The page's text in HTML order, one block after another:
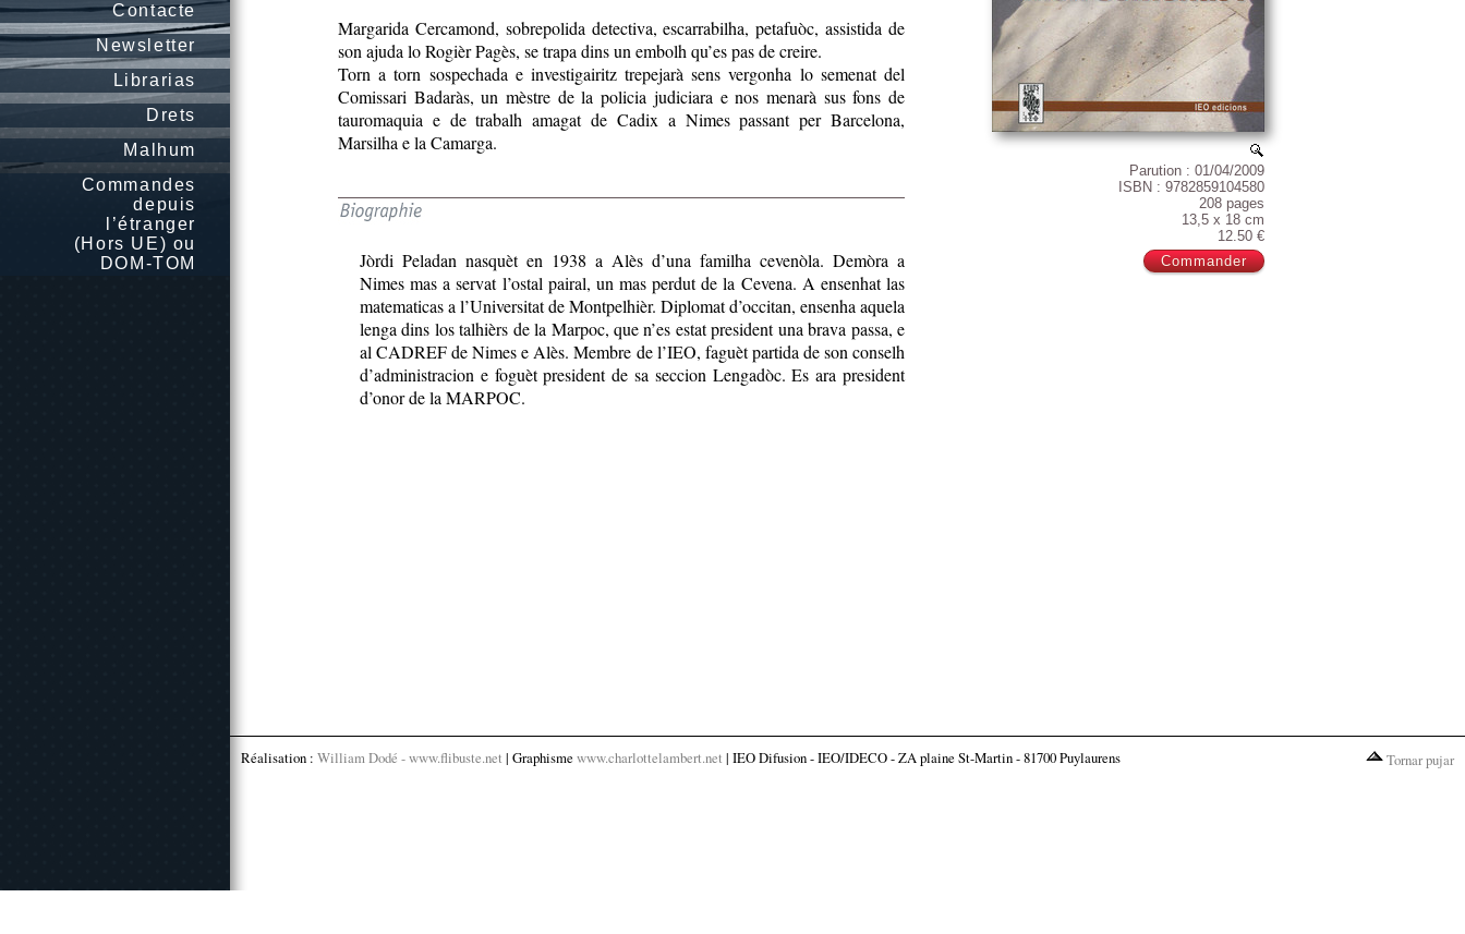
Contacte
Newsletter
Librarias
Drets
Malhum
Commandes
depuis
l’étranger
(Hors UE) ou
DOM-TOM
Parution : 01/04/2009
ISBN : 9782859104580
208 pages
13,5 x 18 cm
12.50 €
Margarida Cercamond, sobrepolida detectiva, escarrabilha, petafuòc, assistida de
son ajuda lo Rogièr Pagès, se trapa dins un embolh qu’es pas de creire.
Torn a torn sospechada e investigairitz trepejarà sens vergonha lo semenat del
Comissari Badaràs, un mèstre de la policia judiciara e nos menarà sus fons de
tauromaquia e de trabalh amagat de Cadix a Nimes passant per Barcelona,
Marsilha e la Camarga.
Jòrdi Peladan nasquèt en 1938 a Alès d’una familha cevenòla. Demòra a
Nimes mas a servat l’ostal pairal, un mas perdut de la Cevena. A ensenhat las
matematicas a l’Universitat de Montpelhièr. Diplomat d’occitan, ensenha aquela
lenga dins los talhièrs de la Marpoc, que n’es estat president una brava passa, e
al CADREF de Nimes e Alès. Membre de l’IEO, faguèt partida de son conselh
d’administracion e foguèt president de sa seccion Lengadòc. Es ara president
d’onor de la MARPOC.
Réalisation : William Dodé - www.flibuste.net | Graphisme www.charlottelambert.net | IEO Difusion - IEO/IDECO - ZA plaine St-Martin - 81700 Puylaurens Tornar pujar